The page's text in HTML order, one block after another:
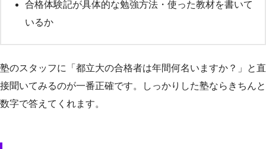
合格体験記が具体的な勉強方法・使った教材を書いて
いるか
塾のスタッフに「都立大の合格者は年間何名いますか？」と直
接聞いてみるのが一番正確です。しっかりした塾ならきちんと
数字で答えてくれます。